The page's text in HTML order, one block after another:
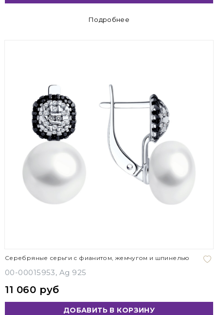
Подробнее
Серебряные серьги с фианитом, жемчугом и шпинелью
00-00015953, Ag 925
11 060 руб
ДОБАВИТЬ В КОРЗИНУ